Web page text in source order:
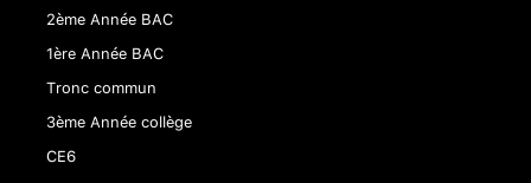
2ème Année BAC
1ère Année BAC
Tronc commun
3ème Année collège
CE6